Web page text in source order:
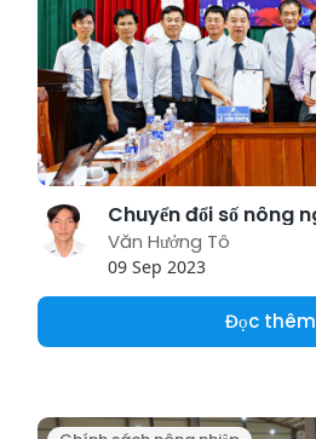
Văn Hưởng Tô
09 Sep 2023
Đọc thêm